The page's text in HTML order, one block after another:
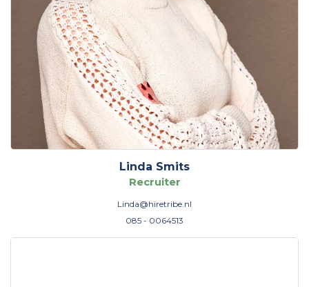
Linda Smits
Recruiter
Linda@hiretribe.nl
085 - 0064513